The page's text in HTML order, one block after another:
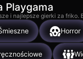
Playgama
i najlepsze gierki za
Horror